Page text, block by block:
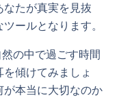
たが真実を見抜
ールとなります。
の中で過ごす時間
傾けてみましょ
が本当に大切なのか